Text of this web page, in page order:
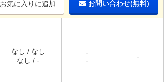
お気に入りに追加 お問い合わせ(無料)
なし / なし
なし / -
-
-
-